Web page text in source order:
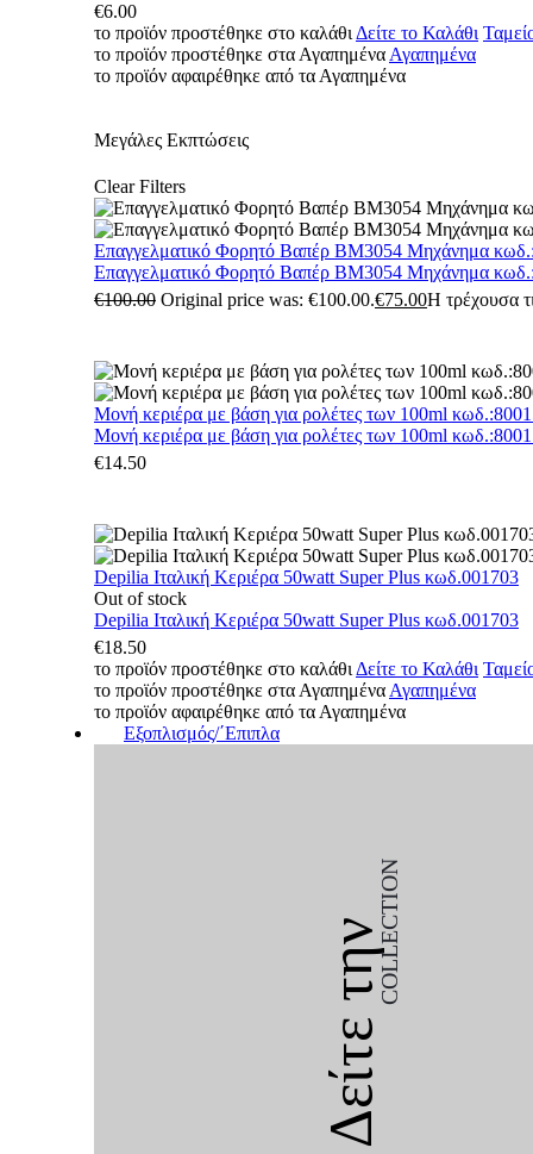
€6.00
το προϊόν προστέθηκε στο καλάθι Δείτε το Καλάθι
το προϊόν προστέθηκε στα Αγαπημένα Αγαπημένα
το προϊόν αφαιρέθηκε από τα Αγαπημένα
Μεγάλες Εκπτώσεις
Clear Filters
Επαγγελματικό Φορητό Βαπέρ BM3054 Μηχάνημα
Επαγγελματικό Φορητό Βαπέρ BM3054 Μηχάνημα
€100.00 Original price was: €100.00.€75.00Η τρέχουσα
Μονή κεριέρα με βάση για ρολέτες των 100ml
Μονή κεριέρα με βάση για ρολέτες των 100ml
€14.50
Depilia Ιταλική Κεριέρα 50watt Super Plus κωδ.001703
Out of stock
Depilia Ιταλική Κεριέρα 50watt Super Plus κωδ.001703
€18.50
το προϊόν προστέθηκε στο καλάθι Δείτε το Καλάθι
το προϊόν προστέθηκε στα Αγαπημένα Αγαπημένα
το προϊόν αφαιρέθηκε από τα Αγαπημένα
Εξοπλισμός/΄Επιπλα
Δείτε τηνCOLLECTION